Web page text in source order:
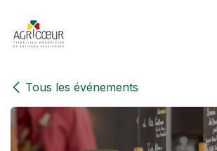
Tous les événements